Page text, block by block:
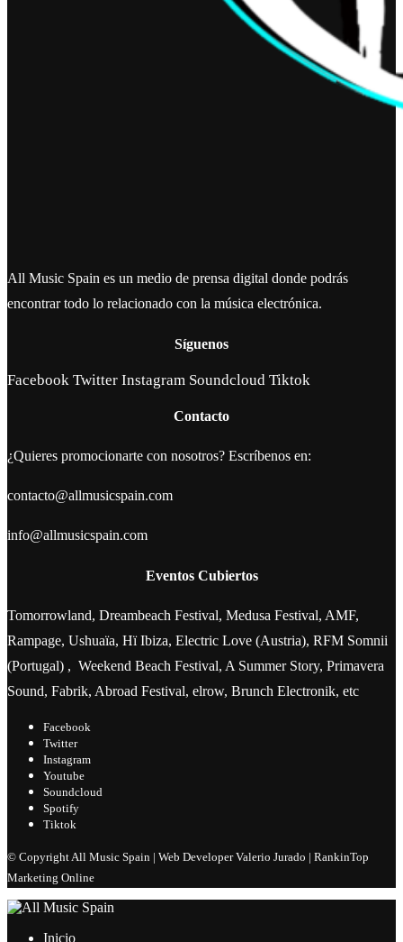
All Music Spain es un medio de prensa digital donde podrás
encontrar todo lo relacionado con la música electrónica.
Síguenos
Facebook Twitter Instagram Soundcloud Tiktok
Contacto
¿Quieres promocionarte con nosotros? Escríbenos en:
contacto@allmusicspain.com
info@allmusicspain.com
Eventos Cubiertos
Tomorrowland, Dreambeach Festival, Medusa Festival, AMF,
Rampage, Ushuaïa, Hï Ibiza, Electric Love (Austria), RFM Somnii
(Portugal) , Weekend Beach Festival, A Summer Story, Primavera
Sound, Fabrik, Abroad Festival, elrow, Brunch Electronik, etc
Facebook
Twitter
Instagram
Youtube
Soundcloud
Spotify
Tiktok
© Copyright All Music Spain | Web Developer Valerio Jurado | RankinTop
Marketing Online
Inicio